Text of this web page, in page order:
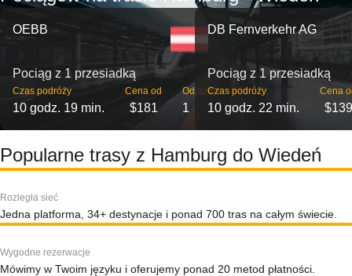
OEBB
Pociąg z 1 przesiadką
Czas podróży
10 godz. 19 min.
Cena od
$181
Odjazdy
1
DB Fernverkehr AG
Pociąg z 1 przesiadką
Czas podróży
10 godz. 22 min.
Cena
$139
Popularne trasy z Hamburg do Wiedeń
Rozległa sieć
Jedna platforma, 34+ destynacje i ponad 700 tras na całym świecie.
Wygodne rezerwacje
Mówimy w Twoim języku i oferujemy ponad 20 metod płatności.